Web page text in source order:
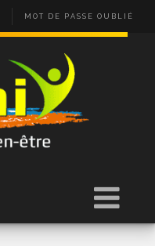
MOT DE PASSE OUBLIÉ